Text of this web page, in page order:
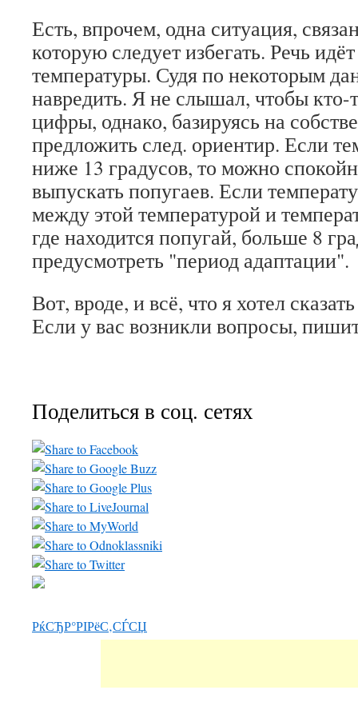
Есть, впрочем, одна ситуация,
которую следует избегать. Речь
температуры. Судя по некоторым
навредить. Я не слышал, чтобы кто-
цифры, однако, базируясь на
предложить след. ориентир. Если
ниже 13 градусов, то можно
выпускать попугаев. Если
между этой температурой и
где находится попугай, больше 8
предусмотреть "период адаптации".
Вот, вроде, и всё, что я хотел
Если у вас возникли вопросы,
Поделиться в соц. сетях
РќСЂР°РІРёС‚СЃСЏ